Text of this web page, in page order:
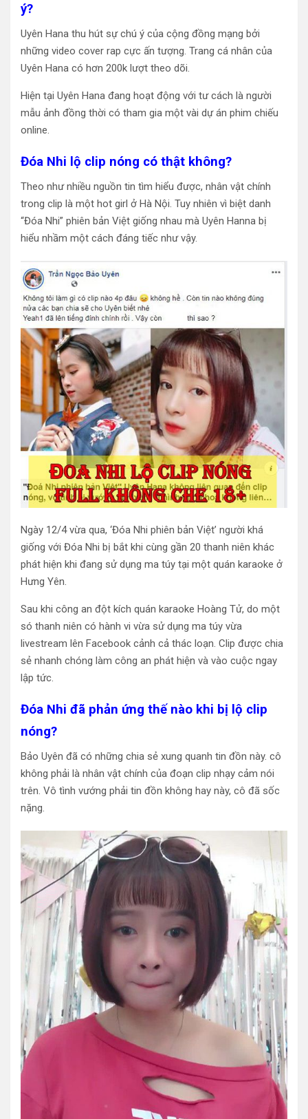
ý?
Uyên Hana thu hút sự chú ý của cộng đồng mạng bởi
những video cover rap cực ấn tượng. Trang cá nhân của
Uyên Hana có hơn 200k lượt theo dõi.
Hiện tại Uyên Hana đang hoạt động với tư cách là người
mẫu ảnh đồng thời có tham gia một vài dự án phim chiếu
online.
Đóa Nhi lộ clip nóng có thật không?
Theo như nhiều nguồn tin tìm hiểu được, nhân vật chính
trong clip là một hot girl ở Hà Nội. Tuy nhiên vì biệt danh
“Đóa Nhi” phiên bản Việt giống nhau mà Uyên Hanna bị
hiểu nhầm một cách đáng tiếc như vậy.
Ngày 12/4 vừa qua, ‘Đóa Nhi phiên bản Việt’ người khá
giống với Đóa Nhi bị bắt khi cùng gần 20 thanh niên khác
phát hiện khi đang sử dụng ma túy tại một quán karaoke ở
Hưng Yên.
Sau khi công an đột kích quán karaoke Hoàng Tử, do một
só thanh niên có hành vi vừa sử dụng ma túy vừa
livestream lên Facebook cảnh cả thác loạn. Clip được chia
sẻ nhanh chóng làm công an phát hiện và vào cuộc ngay
lập tức.
Đóa Nhi đã phản ứng thế nào khi bị lộ clip
nóng?
Bảo Uyên đã có những chia sẻ xung quanh tin đồn này. cô
không phải là nhân vật chính của đoạn clip nhạy cảm nói
trên. Vô tình vướng phải tin đồn không hay này, cô đã sốc
nặng.